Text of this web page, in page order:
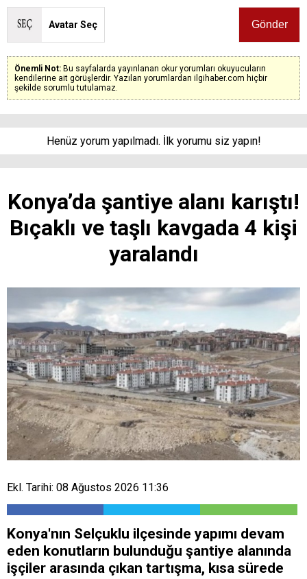
Avatar Seç
Önemli Not: Bu sayfalarda yayınlanan okur yorumları okuyucuların
kendilerine ait görüşlerdir. Yazılan yorumlardan ilgihaber.com hiçbir
şekilde sorumlu tutulamaz.
Henüz yorum yapılmadı. İlk yorumu siz yapın!
Konya’da şantiye alanı karıştı!
Bıçaklı ve taşlı kavgada 4 kişi
yaralandı
Ekl. Tarihi: 08 Ağustos 2026 11:36
Konya'nın Selçuklu ilçesinde yapımı devam
eden konutların bulunduğu şantiye alanında
işçiler arasında çıkan tartışma, kısa sürede